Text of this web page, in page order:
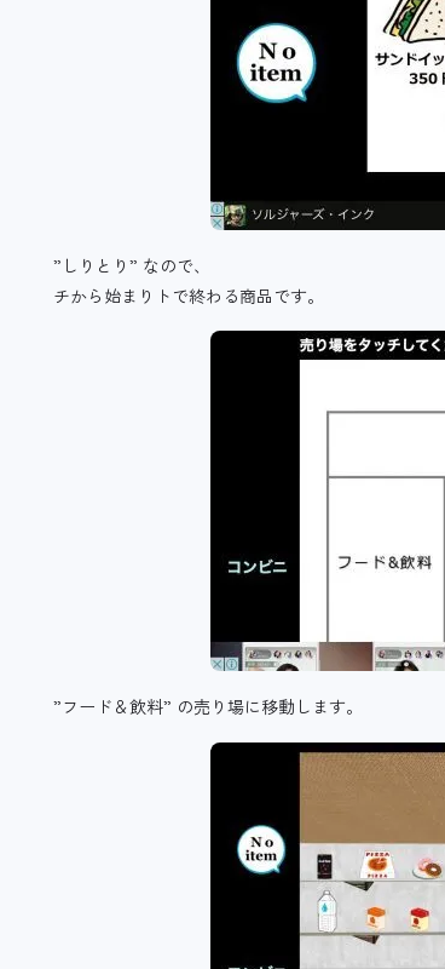
”しりとり” なので、
チから始まりトで終わる商品です。
”フード＆飲料” の売り場に移動します。